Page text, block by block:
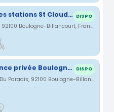
Proche Porte des stations St Cloud et Issy Val de Seine DISPO
6 Rue Des Peupliers, 92100 Boulogne-Billancourt, France · 3.2 km
Parking Residence privée Boulogne/Porte de saint cloud DISPO
83 Rue Les Enfants Du Paradis, 92100 Boulogne-Billancourt, France · 3.21 km